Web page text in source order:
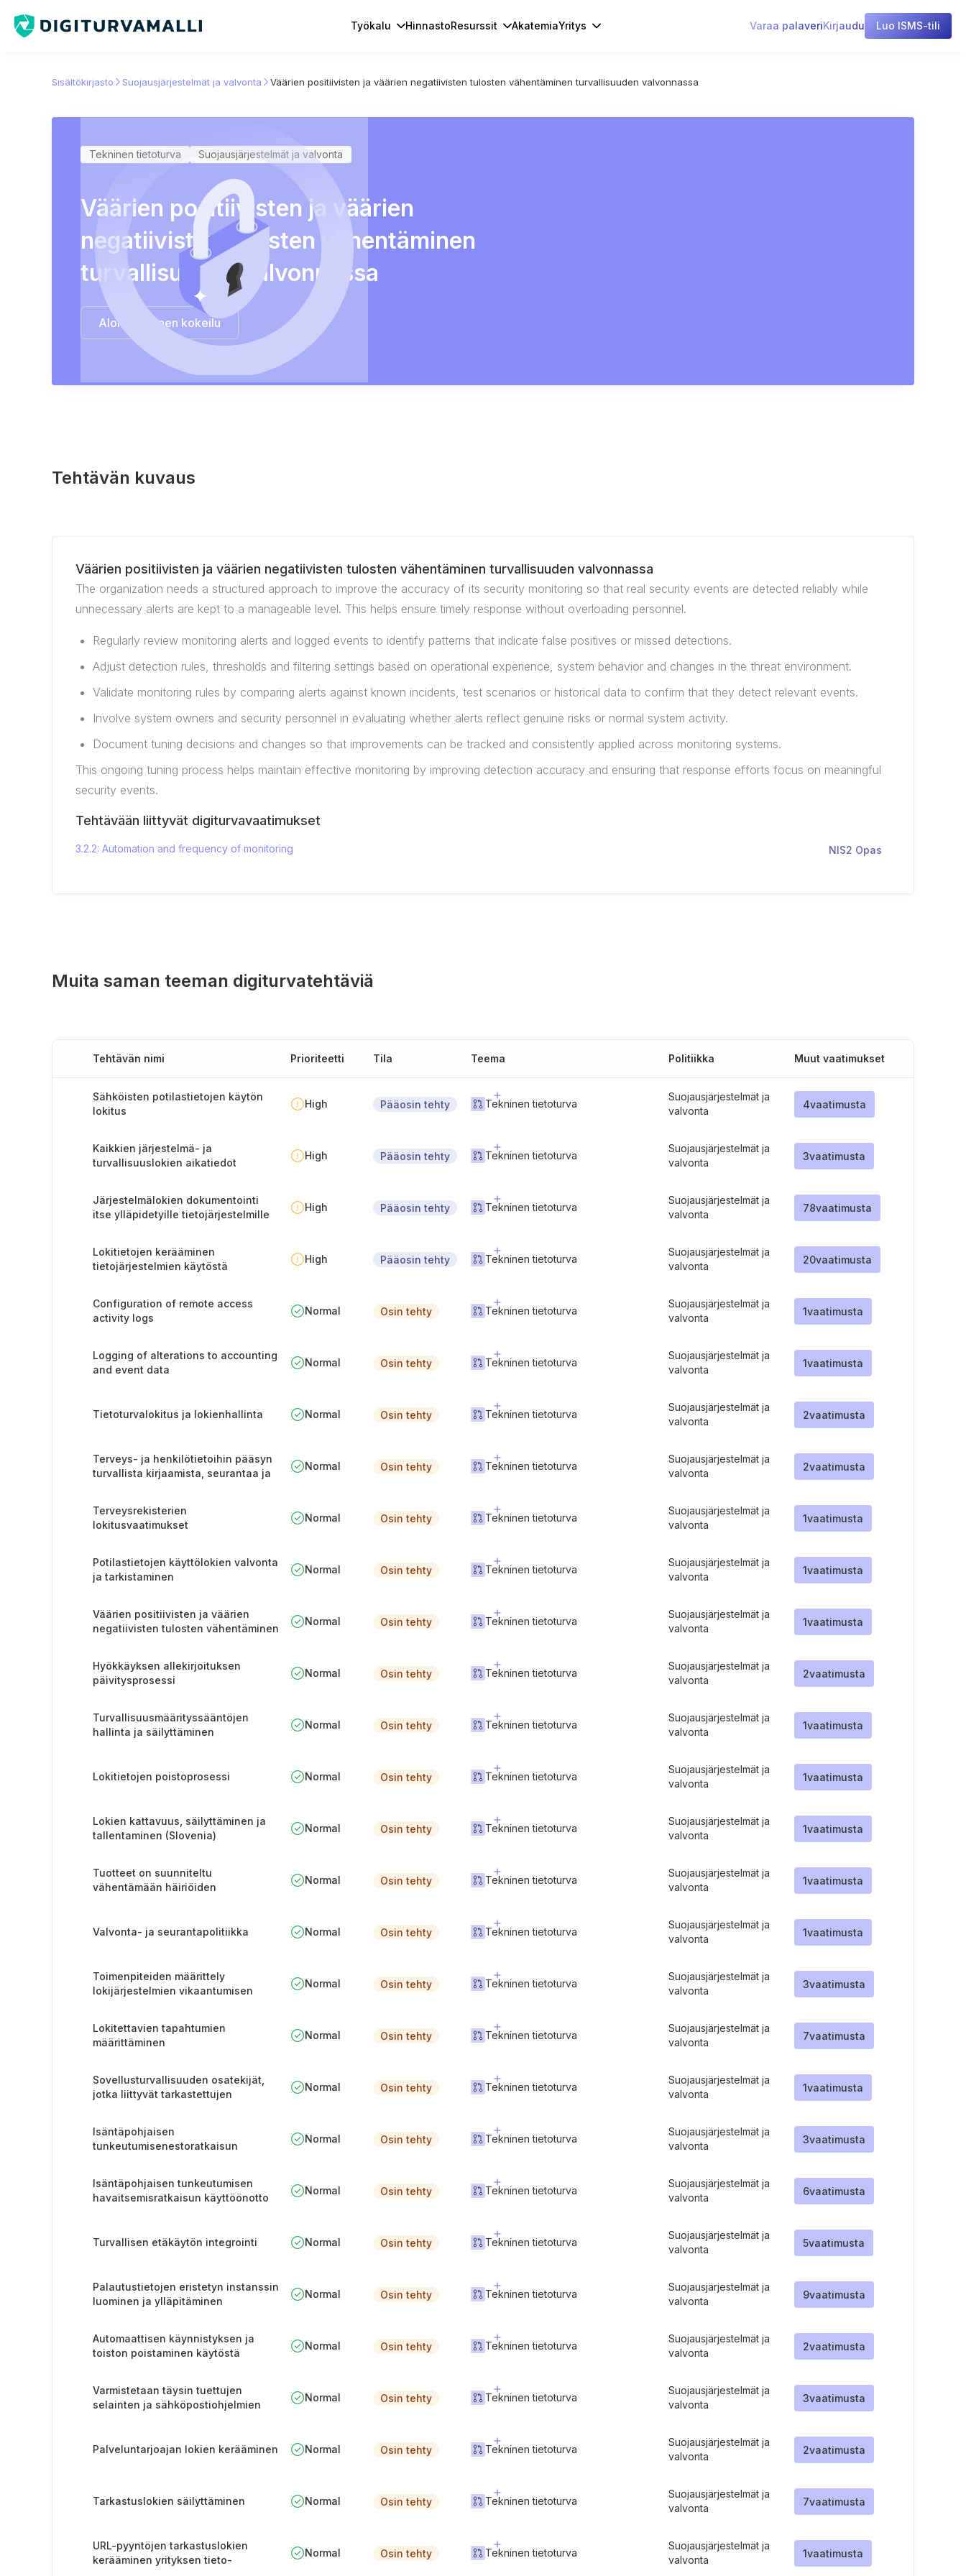
Työkalu HinnastoResurssit AkatemiaYritys Varaa palaveriKirjaudu Luo ISMS-tili
Sisältökirjasto Suojausjärjestelmät ja valvonta Väärien positiivisten ja väärien negatiivisten tulosten vähentäminen turvallisuuden valvonnassa
Tekninen tietoturva Suojausjärjestelmät ja valvonta
Väärien positiivisten ja väärien
negatiivisten tulosten vähentäminen
turvallisuuden valvonnassa
Aloita ilmainen kokeilu
Tehtävän kuvaus
Väärien positiivisten ja väärien negatiivisten tulosten vähentäminen turvallisuuden valvonnassa
The organization needs a structured approach to improve the accuracy of its security monitoring so that real security events are detected reliably while
unnecessary alerts are kept to a manageable level. This helps ensure timely response without overloading personnel.
Regularly review monitoring alerts and logged events to identify patterns that indicate false positives or missed detections.
Adjust detection rules, thresholds and filtering settings based on operational experience, system behavior and changes in the threat environment.
Validate monitoring rules by comparing alerts against known incidents, test scenarios or historical data to confirm that they detect relevant events.
Involve system owners and security personnel in evaluating whether alerts reflect genuine risks or normal system activity.
Document tuning decisions and changes so that improvements can be tracked and consistently applied across monitoring systems.
This ongoing tuning process helps maintain effective monitoring by improving detection accuracy and ensuring that response efforts focus on meaningful
security events.
Tehtävään liittyvät digiturvavaatimukset
3.2.2: Automation and frequency of monitoring NIS2 Opas
Muita saman teeman digiturvatehtäviä
Tehtävän nimi Prioriteetti Tila Teema Politiikka Muut vaatimukset
Sähköisten potilastietojen käytön
lokitus
High Pääosin tehty Tekninen tietoturva
Suojausjärjestelmät ja
valvonta
4vaatimusta
Kaikkien järjestelmä- ja
turvallisuuslokien aikatiedot
High Pääosin tehty Tekninen tietoturva
Suojausjärjestelmät ja
valvonta
3vaatimusta
Järjestelmälokien dokumentointi
itse ylläpidetyille tietojärjestelmille
High Pääosin tehty Tekninen tietoturva
Suojausjärjestelmät ja
valvonta
78vaatimusta
Lokitietojen kerääminen
tietojärjestelmien käytöstä
High Pääosin tehty Tekninen tietoturva
Suojausjärjestelmät ja
valvonta
20vaatimusta
Configuration of remote access
activity logs
Normal Osin tehty Tekninen tietoturva
Suojausjärjestelmät ja
valvonta
1vaatimusta
Logging of alterations to accounting
and event data
Normal Osin tehty Tekninen tietoturva
Suojausjärjestelmät ja
valvonta
1vaatimusta
Tietoturvalokitus ja lokienhallinta Normal Osin tehty Tekninen tietoturva
Suojausjärjestelmät ja
valvonta
2vaatimusta
Terveys- ja henkilötietoihin pääsyn
turvallista kirjaamista, seurantaa ja
Normal Osin tehty Tekninen tietoturva
Suojausjärjestelmät ja
valvonta
2vaatimusta
Terveysrekisterien
lokitusvaatimukset
Normal Osin tehty Tekninen tietoturva
Suojausjärjestelmät ja
valvonta
1vaatimusta
Potilastietojen käyttölokien valvonta
ja tarkistaminen
Normal Osin tehty Tekninen tietoturva
Suojausjärjestelmät ja
valvonta
1vaatimusta
Väärien positiivisten ja väärien
negatiivisten tulosten vähentäminen
Normal Osin tehty Tekninen tietoturva
Suojausjärjestelmät ja
valvonta
1vaatimusta
Hyökkäyksen allekirjoituksen
päivitysprosessi
Normal Osin tehty Tekninen tietoturva
Suojausjärjestelmät ja
valvonta
2vaatimusta
Turvallisuusmäärityssääntöjen
hallinta ja säilyttäminen
Normal Osin tehty Tekninen tietoturva
Suojausjärjestelmät ja
valvonta
1vaatimusta
Lokitietojen poistoprosessi Normal Osin tehty Tekninen tietoturva
Suojausjärjestelmät ja
valvonta
1vaatimusta
Lokien kattavuus, säilyttäminen ja
tallentaminen (Slovenia)
Normal Osin tehty Tekninen tietoturva
Suojausjärjestelmät ja
valvonta
1vaatimusta
Tuotteet on suunniteltu
vähentämään häiriöiden
Normal Osin tehty Tekninen tietoturva
Suojausjärjestelmät ja
valvonta
1vaatimusta
Valvonta- ja seurantapolitiikka Normal Osin tehty Tekninen tietoturva
Suojausjärjestelmät ja
valvonta
1vaatimusta
Toimenpiteiden määrittely
lokijärjestelmien vikaantumisen
Normal Osin tehty Tekninen tietoturva
Suojausjärjestelmät ja
valvonta
3vaatimusta
Lokitettavien tapahtumien
määrittäminen
Normal Osin tehty Tekninen tietoturva
Suojausjärjestelmät ja
valvonta
7vaatimusta
Sovellusturvallisuuden osatekijät,
jotka liittyvät tarkastettujen
Normal Osin tehty Tekninen tietoturva
Suojausjärjestelmät ja
valvonta
1vaatimusta
Isäntäpohjaisen
tunkeutumisenestoratkaisun
Normal Osin tehty Tekninen tietoturva
Suojausjärjestelmät ja
valvonta
3vaatimusta
Isäntäpohjaisen tunkeutumisen
havaitsemisratkaisun käyttöönotto
Normal Osin tehty Tekninen tietoturva
Suojausjärjestelmät ja
valvonta
6vaatimusta
Turvallisen etäkäytön integrointi Normal Osin tehty Tekninen tietoturva
Suojausjärjestelmät ja
valvonta
5vaatimusta
Palautustietojen eristetyn instanssin
luominen ja ylläpitäminen
Normal Osin tehty Tekninen tietoturva
Suojausjärjestelmät ja
valvonta
9vaatimusta
Automaattisen käynnistyksen ja
toiston poistaminen käytöstä
Normal Osin tehty Tekninen tietoturva
Suojausjärjestelmät ja
valvonta
2vaatimusta
Varmistetaan täysin tuettujen
selainten ja sähköpostiohjelmien
Normal Osin tehty Tekninen tietoturva
Suojausjärjestelmät ja
valvonta
3vaatimusta
Palveluntarjoajan lokien kerääminen Normal Osin tehty Tekninen tietoturva
Suojausjärjestelmät ja
valvonta
2vaatimusta
Tarkastuslokien säilyttäminen Normal Osin tehty Tekninen tietoturva
Suojausjärjestelmät ja
valvonta
7vaatimusta
URL-pyyntöjen tarkastuslokien
kerääminen yrityksen tieto-
Normal Osin tehty Tekninen tietoturva
Suojausjärjestelmät ja
valvonta
1vaatimusta